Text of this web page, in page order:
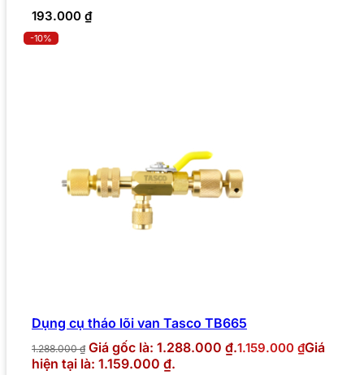
193.000 ₫
-10%
Dụng cụ tháo lõi van Tasco TB665
1.288.000₫ Giá gốc là: 1.288.000 ₫.1.159.000 ₫Giá
hiện tại là: 1.159.000 ₫.